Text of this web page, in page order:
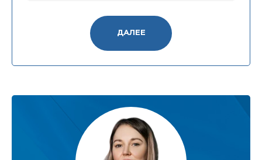
ДАЛЕЕ